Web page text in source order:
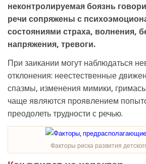
неконтролируемая боязнь
речи сопряжены с
состояниями страха, волнения,
напряжения, тревоги.
При заикании могут наблюдаться
отклонения: неестественные
спазмы, изменения мимики,
чаще являются проявлением
преодолеть трудности с речью.
Факторы риска развития